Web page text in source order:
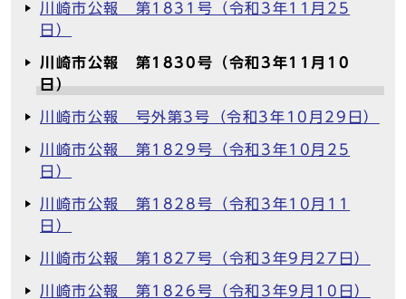
川崎市公報 第1831号（令和3年11月25
日）
川崎市公報 第1830号（令和3年11月10
日）
川崎市公報 号外第3号（令和3年10月29日）
川崎市公報 第1829号（令和3年10月25
日）
川崎市公報 第1828号（令和3年10月11
日）
川崎市公報 第1827号（令和3年9月27日）
川崎市公報 第1826号（令和3年9月10日）